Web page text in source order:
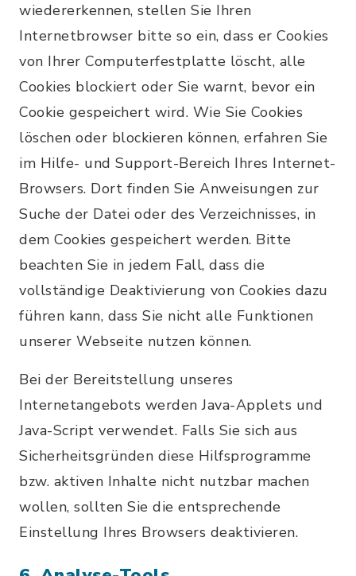
wiedererkennen, stellen Sie Ihren
Internetbrowser bitte so ein, dass er Cookies
von Ihrer Computerfestplatte löscht, alle
Cookies blockiert oder Sie warnt, bevor ein
Cookie gespeichert wird. Wie Sie Cookies
löschen oder blockieren können, erfahren Sie
im Hilfe- und Support-Bereich Ihres Internet-
Browsers. Dort finden Sie Anweisungen zur
Suche der Datei oder des Verzeichnisses, in
dem Cookies gespeichert werden. Bitte
beachten Sie in jedem Fall, dass die
vollständige Deaktivierung von Cookies dazu
führen kann, dass Sie nicht alle Funktionen
unserer Webseite nutzen können.
Bei der Bereitstellung unseres
Internetangebots werden Java-Applets und
Java-Script verwendet. Falls Sie sich aus
Sicherheitsgründen diese Hilfsprogramme
bzw. aktiven Inhalte nicht nutzbar machen
wollen, sollten Sie die entsprechende
Einstellung Ihres Browsers deaktivieren.